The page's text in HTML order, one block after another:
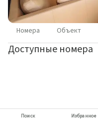
Номера Объект
Доступные номера
Поиск Избранное